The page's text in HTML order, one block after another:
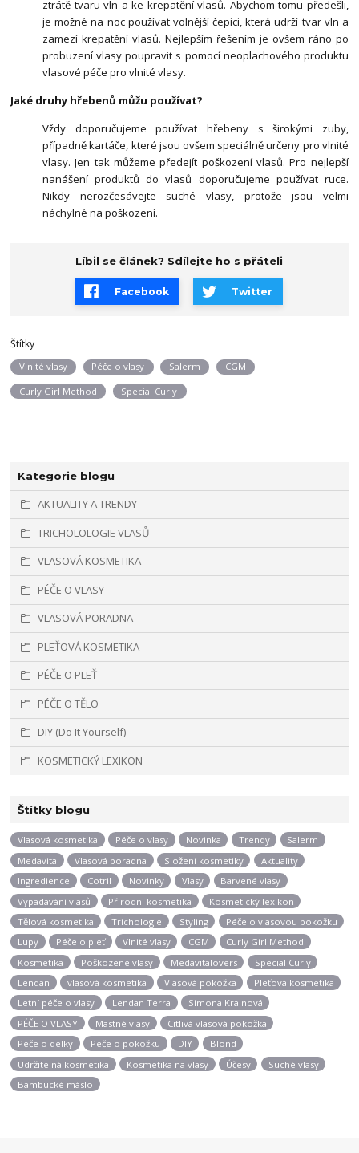
Kategorie blogu
AKTUALITY A TRENDY
TRICHOLOLOGIE VLASŮ
VLASOVÁ KOSMETIKA
PÉČE O VLASY
VLASOVÁ PORADNA
PLEŤOVÁ KOSMETIKA
PÉČE O PLEŤ
PÉČE O TĚLO
DIY (Do It Yourself)
KOSMETICKÝ LEXIKON
Štítky blogu
Vlasová kosmetika Péče o vlasy Novinka Trendy
Salerm
Medavita
Vlasová poradna Složení kosmetiky
Aktuality
Ingredience
Cotril Novinky Vlasy
Barvené vlasy
Vypadávání vlasů
Přírodní kosmetika
Kosmetický lexikon
Tělová kosmetika
Trichologie Styling
Péče o vlasovou pokožku
Lupy
Péče o pleť Vlnité vlasy CGM
Curly Girl Method
Kosmetika
Poškozené vlasy Medavitalovers
Special Curly
Lendan
vlasová kosmetika Vlasová pokožka
Pleťová kosmetika
Letní péče o vlasy
Lendan Terra
Simona Krainová
PÉČE O VLASY
Mastné vlasy
Citlivá vlasová pokožka
Péče o délky
Péče o pokožku DIY
Blond
Udržitelná kosmetika
Kosmetika na vlasy Účesy
Suché vlasy
Bambucké máslo
ztrátě tvaru vln a ke krepatění vlasů. Abychom tomu předešli,
je možné na noc používat volnější čepici, která udrží tvar vln a
zamezí krepatění vlasů. Nejlepším řešením je ovšem ráno po
probuzení vlasy poupravit s pomocí neoplachového produktu
vlasové péče pro vlnité vlasy.
Jaké druhy hřebenů můžu používat?
Vždy doporučujeme používat hřebeny s širokými zuby,
případně kartáče, které jsou ovšem speciálně určeny pro vlnité
vlasy. Jen tak můžeme předejít poškození vlasů. Pro nejlepší
nanášení produktů do vlasů doporučujeme používat ruce.
Nikdy nerozčesávejte suché vlasy, protože jsou velmi
náchylné na poškození.
Líbil se článek? Sdílejte ho s přáteli
Facebook Twitter
Štítky
Vlnité vlasy Péče o vlasy Salerm CGM
Curly Girl Method Special Curly